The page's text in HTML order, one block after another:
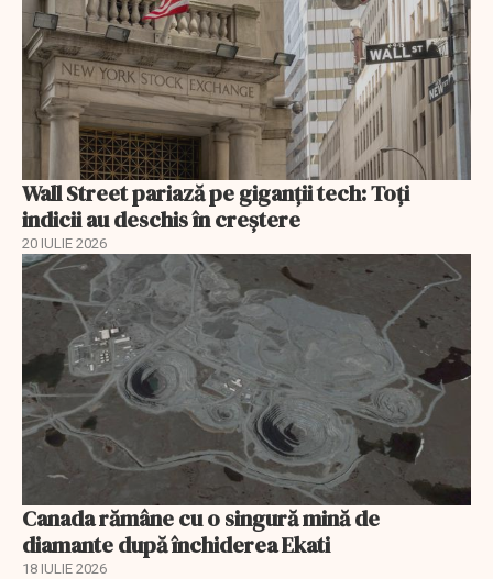
Wall Street pariază pe giganții tech: Toți
indicii au deschis în creștere
20 IULIE 2026
Canada rămâne cu o singură mină de
diamante după închiderea Ekati
18 IULIE 2026